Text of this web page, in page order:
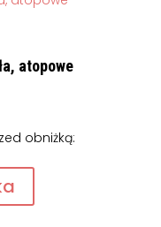
atopowe
obniżką: